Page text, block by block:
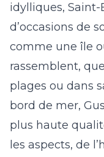
idylliques,
d’occasions de
comme une île
rassemblent,
plages ou dans
bord de mer,
plus haute
les aspects, de l’